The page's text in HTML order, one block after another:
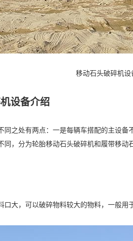
移动石头破碎机设
设备介绍
同之处有两点：一是每辆车搭配的主设
同，分为轮胎移动石头破碎机和履带移
口大，可以破碎物料较大的物料，一般用